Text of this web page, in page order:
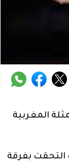
المغربية
التحقت بفرقة